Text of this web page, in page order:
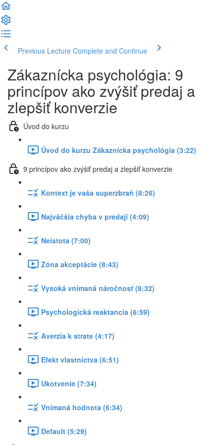
Previous Lecture Complete and Continue
Zákaznícka psychológia: 9
princípov ako zvýšiť predaj a
zlepšiť konverzie
Úvod do kurzu
Úvod do kurzu Zákaznícka psychológia (3:22)
9 princípov ako zvýšiť predaj a zlepšiť konverzie
Kontext je vaša superzbraň (8:26)
Najväčšia chyba v predaji (4:09)
Neistota (7:00)
Zóna akceptácie (8:43)
Vysoká vnímaná náročnosť (8:32)
Psychologická reaktancia (6:59)
Averzia k strate (4:17)
Efekt vlastníctva (6:51)
Ukotvenie (7:34)
Vnímaná hodnota (6:34)
Default (5:29)